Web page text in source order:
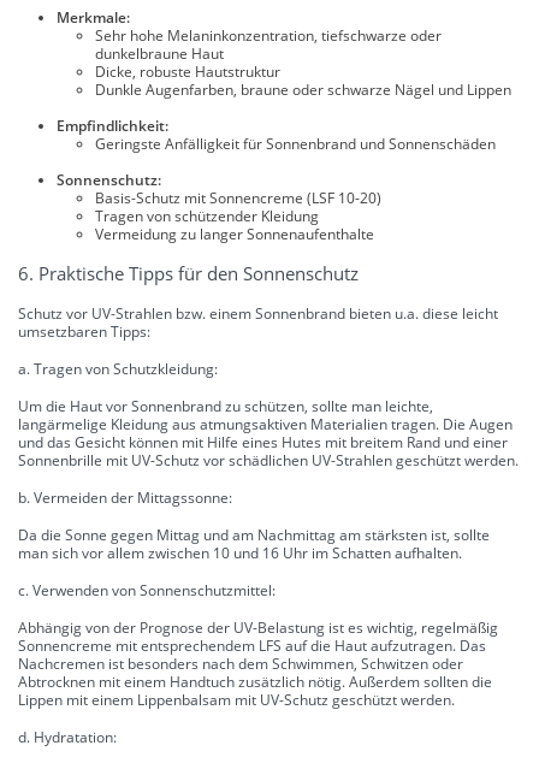
Merkmale:
Sehr hohe Melaninkonzentration, tiefschwarze oder
dunkelbraune Haut
Dicke, robuste Hautstruktur
Dunkle Augenfarben, braune oder schwarze Nägel und Lippen
Empfindlichkeit:
Geringste Anfälligkeit für Sonnenbrand und Sonnenschäden
Sonnenschutz:
Basis-Schutz mit Sonnencreme (LSF 10-20)
Tragen von schützender Kleidung
Vermeidung zu langer Sonnenaufenthalte
6. Praktische Tipps für den Sonnenschutz
Schutz vor UV-Strahlen bzw. einem Sonnenbrand bieten u.a. diese leicht
umsetzbaren Tipps:
a. Tragen von Schutzkleidung:
Um die Haut vor Sonnenbrand zu schützen, sollte man leichte,
langärmelige Kleidung aus atmungsaktiven Materialien tragen. Die Augen
und das Gesicht können mit Hilfe eines Hutes mit breitem Rand und einer
Sonnenbrille mit UV-Schutz vor schädlichen UV-Strahlen geschützt werden.
b. Vermeiden der Mittagssonne:
Da die Sonne gegen Mittag und am Nachmittag am stärksten ist, sollte
man sich vor allem zwischen 10 und 16 Uhr im Schatten aufhalten.
c. Verwenden von Sonnenschutzmittel:
Abhängig von der Prognose der UV-Belastung ist es wichtig, regelmäßig
Sonnencreme mit entsprechendem LFS auf die Haut aufzutragen. Das
Nachcremen ist besonders nach dem Schwimmen, Schwitzen oder
Abtrocknen mit einem Handtuch zusätzlich nötig. Außerdem sollten die
Lippen mit einem Lippenbalsam mit UV-Schutz geschützt werden.
d. Hydratation: